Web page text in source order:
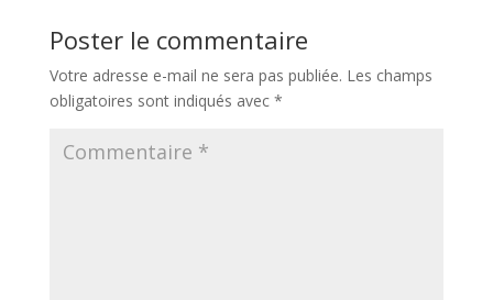
Poster le commentaire
Votre adresse e-mail ne sera pas publiée. Les champs
obligatoires sont indiqués avec *